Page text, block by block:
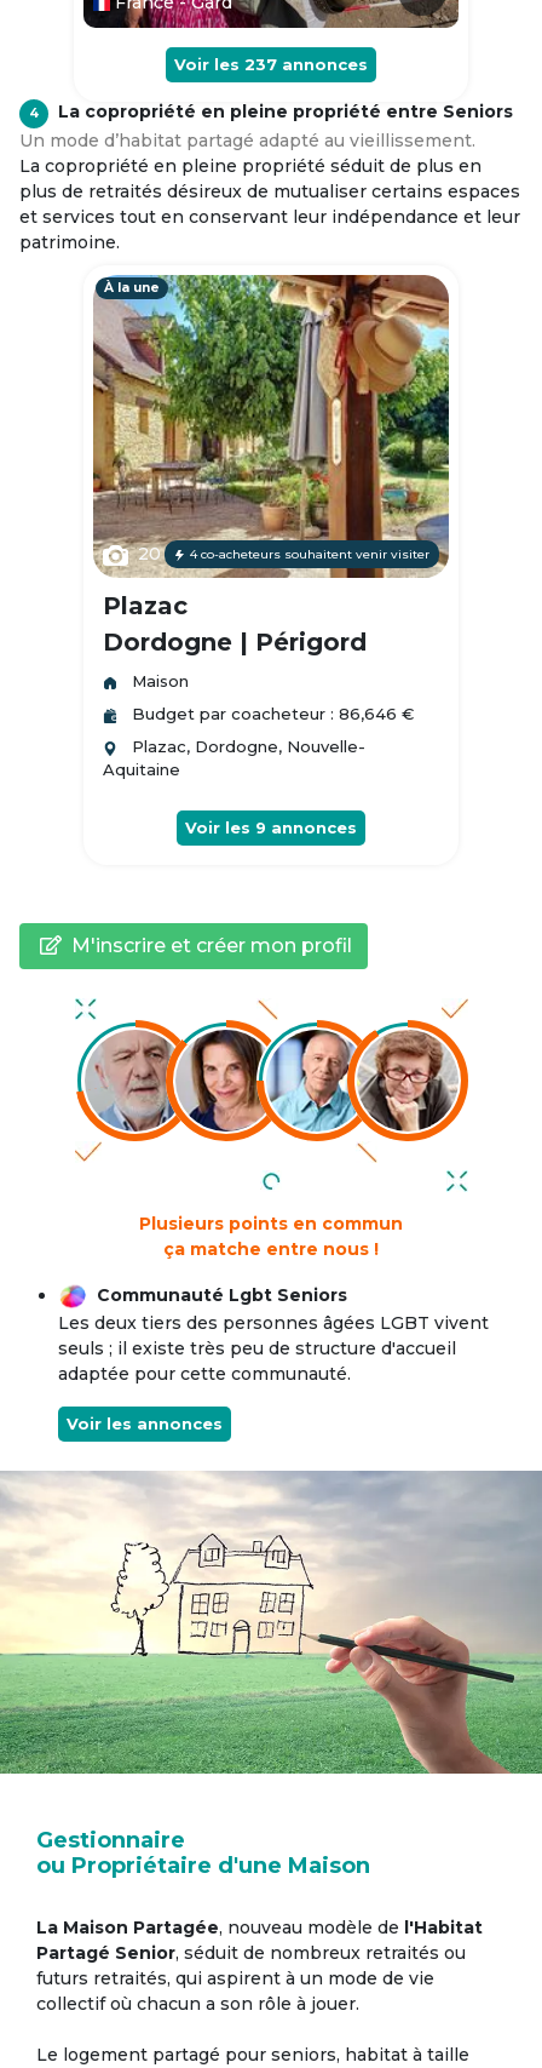
Voir les 237 annonces
4
La copropriété en pleine propriété entre Seniors
Un mode d’habitat partagé adapté au vieillissement.
La copropriété en pleine propriété séduit de plus en
plus de retraités désireux de mutualiser certains espaces
et services tout en conservant leur indépendance et leur
patrimoine.
À la une
20 4 co-acheteurs souhaitent venir visiter
Plazac
Dordogne | Périgord
Maison
Budget par coacheteur : 86,646 €
Plazac, Dordogne, Nouvelle-
Aquitaine
Voir les 9 annonces
M'inscrire et créer mon profil
Plusieurs points en commun
ça matche entre nous !
Communauté Lgbt Seniors
Les deux tiers des personnes âgées LGBT vivent
seuls ; il existe très peu de structure d'accueil
adaptée pour cette communauté.
Voir les annonces
Gestionnaire
ou Propriétaire d'une Maison
La Maison Partagée, nouveau modèle de l'Habitat
Partagé Senior, séduit de nombreux retraités ou
futurs retraités, qui aspirent à un mode de vie
collectif où chacun a son rôle à jouer.
Le logement partagé pour seniors, habitat à taille